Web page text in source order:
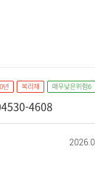
년 복리채 매우낮은위험6
4608